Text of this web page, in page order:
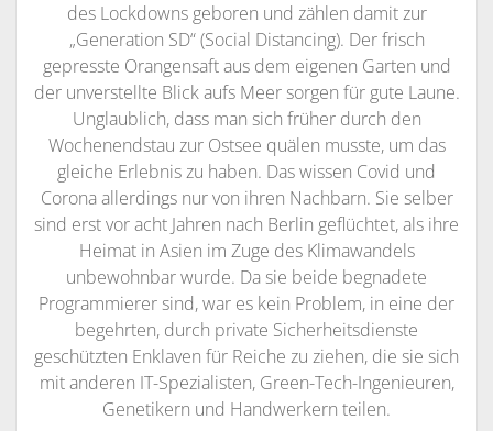
des Lockdowns geboren und zählen damit zur
„Generation SD“ (Social Distancing). Der frisch
gepresste Orangensaft aus dem eigenen Garten und
der unverstellte Blick aufs Meer sorgen für gute Laune.
Unglaublich, dass man sich früher durch den
Wochenendstau zur Ostsee quälen musste, um das
gleiche Erlebnis zu haben. Das wissen Covid und
Corona allerdings nur von ihren Nachbarn. Sie selber
sind erst vor acht Jahren nach Berlin geflüchtet, als ihre
Heimat in Asien im Zuge des Klimawandels
unbewohnbar wurde. Da sie beide begnadete
Programmierer sind, war es kein Problem, in eine der
begehrten, durch private Sicherheitsdienste
geschützten Enklaven für Reiche zu ziehen, die sie sich
mit anderen IT-Spezialisten, Green-Tech-Ingenieuren,
Genetikern und Handwerkern teilen.